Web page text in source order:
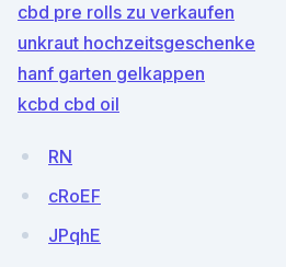
cbd pre rolls zu verkaufen
unkraut hochzeitsgeschenke
hanf garten gelkappen
kcbd cbd oil
RN
cRoEF
JPqhE